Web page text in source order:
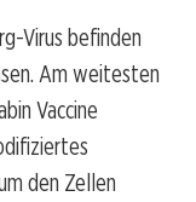
Virus befinden
Am weitesten
Vaccine
den Zellen